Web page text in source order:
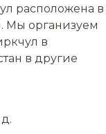
расположена в
Мы организуем
в
в другие